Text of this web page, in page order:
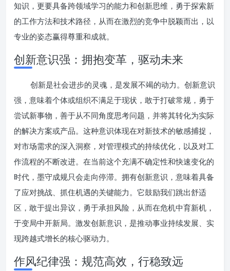
知识，更要具备跨领域学习的能力和创新思维，勇于探索新
的工作方法和技术路径，从而在激烈的竞争中脱颖而出，以
专业的姿态赢得尊重和成就。
创新意识强：拥抱变革，驱动未来
创新是社会进步的灵魂，是发展不竭的动力。创新意识
强，意味着个体或组织不满足于现状，敢于打破常规，勇于
尝试新事物，善于从不同角度思考问题，并将其转化为实际
的解决方案或产品。这种意识体现在对新技术的敏感捕捉，
对市场需求的深入洞察，对管理模式的持续优化，以及对工
作流程的不断改进。在当前这个充满不确定性和快速变化的
时代，墨守成规只会走向停滞。拥有创新意识，意味着具备
了应对挑战、抓住机遇的关键能力。它鼓励我们跳出舒适
区，敢于提出异议，勇于承担风险，从而在危机中育新机，
于变局中开新局。激发创新意识，是推动事业持续发展、实
现跨越式增长的核心驱动力。
作风纪律强：规范高效，行稳致远